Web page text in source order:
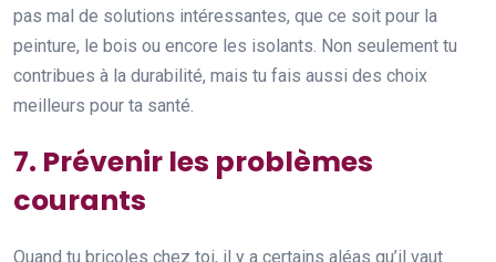
pas mal de solutions intéressantes, que ce soit pour la
peinture, le bois ou encore les isolants. Non seulement tu
contribues à la durabilité, mais tu fais aussi des choix
meilleurs pour ta santé.
7. Prévenir les problèmes
courants
Quand tu bricoles chez toi, il y a certains aléas qu’il vaut